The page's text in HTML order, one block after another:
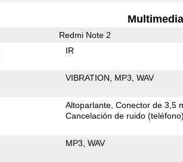
Multimedia
Redmi Note 2
IR
VIBRATION MP3 WAV
Altoparlante Conector de 3,5
Cancelación de ruido (teléfono)
MP3 WAV